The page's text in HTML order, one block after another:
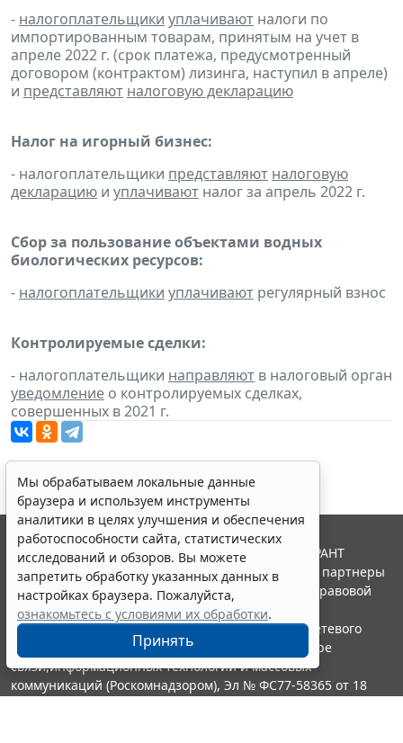
- налогоплательщики уплачивают налоги по
импортированным товарам, принятым на учет в
апреле 2022 г. (срок платежа, предусмотренный
договором (контрактом) лизинга, наступил в апреле)
и представляют налоговую декларацию
Налог на игорный бизнес:
- налогоплательщики представляют налоговую
декларацию и уплачивают налог за апрель 2022 г.
Сбор за пользование объектами водных
биологических ресурсов:
- налогоплательщики уплачивают регулярный взнос
Контролируемые сделки:
- налогоплательщики направляют в налоговый орган
уведомление о контролируемых сделках,
совершенных в 2021 г.
Мы обрабатываем локальные данные
браузера и используем инструменты
аналитики в целях улучшения и обеспечения
работоспособности сайта, статистических
исследований и обзоров. Вы можете
запретить обработку указанных данных в
настройках браузера. Пожалуйста,
ознакомьтесь с условиями их обработки.
Принять
© ООО "НПП "ГАРАНТ-СЕРВИС", 2026. Система ГАРАНТ
выпускается с 1990 года. Компания "Гарант" и ее партнеры
являются участниками Российской ассоциации правовой
информации ГАРАНТ.
Портал ГАРАНТ.РУ зарегистрирован в качестве сетевого
издания Федеральной службой по надзору в сфере
связи,информационных технологий и массовых
коммуникаций (Роскомнадзором), Эл № ФС77-58365 от 18